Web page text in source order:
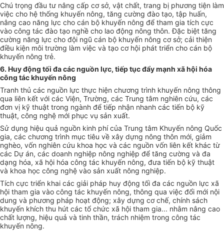
Chú trọng đầu tư nâng cấp cơ sở, vật chất, trang bị phương tiện làm
việc cho hệ thống khuyến nông, tăng cường đào tạo, tập huấn,
nâng cao năng lực cho cán bộ khuyến nông để tham gia tích cực
vào công tác đào tạo nghề cho lao động nông thôn. Đặc biệt tăng
cường năng lực cho đội ngũ cán bộ khuyến nông cơ sở; cải thiện
điều kiện môi trường làm việc và tạo cơ hội phát triển cho cán bộ
khuyến nông trẻ.
6. Huy động tối đa các nguồn lực, tiếp tục đẩy mạnh xã hội hóa
công tác khuyến nông
Tranh thủ các nguồn lực thực hiện chương trình khuyến nông thông
qua liên kết với các Viện, Trường, các Trung tâm nghiên cứu, các
đơn vị kỹ thuật trong ngành để tiếp nhận nhanh các tiến bộ kỹ
thuật, công nghệ mới phục vụ sản xuất.
Sử dụng hiệu quả nguồn kinh phí của Trung tâm Khuyến nông Quốc
gia, các chương trình mục tiêu về xây dựng nông thôn mới, giảm
nghèo, vốn nghiên cứu khoa học và các nguồn vốn liên kết khác từ
các Dự án, các doanh nghiệp nông nghiệp để tăng cường và đa
dạng hóa, xã hội hóa công tác khuyến nông, đưa tiến bộ kỹ thuật
và khoa học công nghệ vào sản xuất nông nghiệp.
Tích cực triển khai các giải pháp huy động tối đa các nguồn lực xã
hội tham gia vào công tác khuyến nông, thông qua việc đổi mới nội
dung và phương pháp hoạt động; xây dựng cơ chế, chính sách
khuyến khích thu hút các tổ chức xã hội tham gia... nhằm nâng cao
chất lượng, hiệu quả và tinh thần, trách nhiệm trong công tác
khuyến nông.